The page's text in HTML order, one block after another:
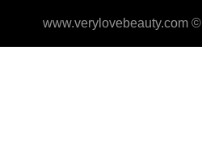
www.verylovebeauty.com ©